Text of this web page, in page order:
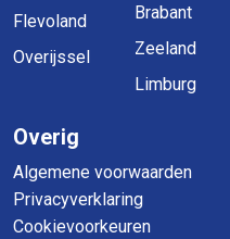
Flevoland
Overijssel
Brabant
Zeeland
Limburg
Overig
Algemene voorwaarden
Privacyverklaring
Cookievoorkeuren